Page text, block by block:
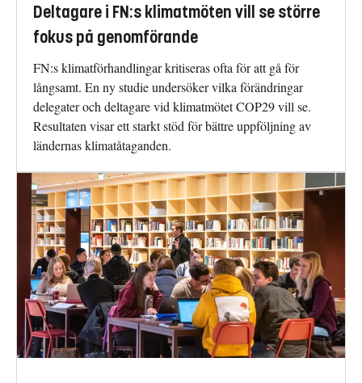
Deltagare i FN:s klimatmöten vill se större
fokus på genomförande
FN:s klimatförhandlingar kritiseras ofta för att gå för
långsamt. En ny studie undersöker vilka förändringar
delegater och deltagare vid klimatmötet COP29 vill se.
Resultaten visar ett starkt stöd för bättre uppföljning av
ländernas klimatåtaganden.